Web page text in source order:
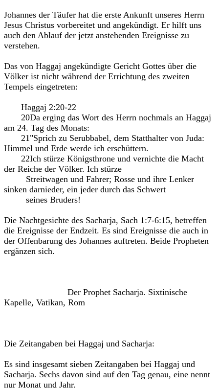
Johannes der Täufer hat die erste Ankunft unseres Herrn
Jesus Christus vorbereitet und angekündigt. Er hilft uns
auch den Ablauf der jetzt anstehenden Ereignisse zu
verstehen.
Das von Haggaj angekündigte Gericht Gottes über die
Völker ist nicht während der Errichtung des zweiten
Tempels eingetreten:
Haggaj 2:20-22
20Da erging das Wort des Herrn nochmals an Haggaj
am 24. Tag des Monats:
21"Sprich zu Serubbabel, dem Statthalter von Juda:
Himmel und Erde werde ich erschüttern.
22Ich stürze Königsthrone und vernichte die Macht
der Reiche der Völker. Ich stürze
Streitwagen und Fahrer; Rosse und ihre Lenker
sinken darnieder, ein jeder durch das Schwert
seines Bruders!
Die Nachtgesichte des Sacharja, Sach 1:7-6:15, betreffen
die Ereignisse der Endzeit. Es sind Ereignisse die auch in
der Offenbarung des Johannes auftreten. Beide Propheten
ergänzen sich.
Der Prophet Sacharja. Sixtinische
Kapelle, Vatikan, Rom
Die Zeitangaben bei Haggaj und Sacharja:
Es sind insgesamt sieben Zeitangaben bei Haggaj und
Sacharja. Sechs davon sind auf den Tag genau, eine nennt
nur Monat und Jahr.